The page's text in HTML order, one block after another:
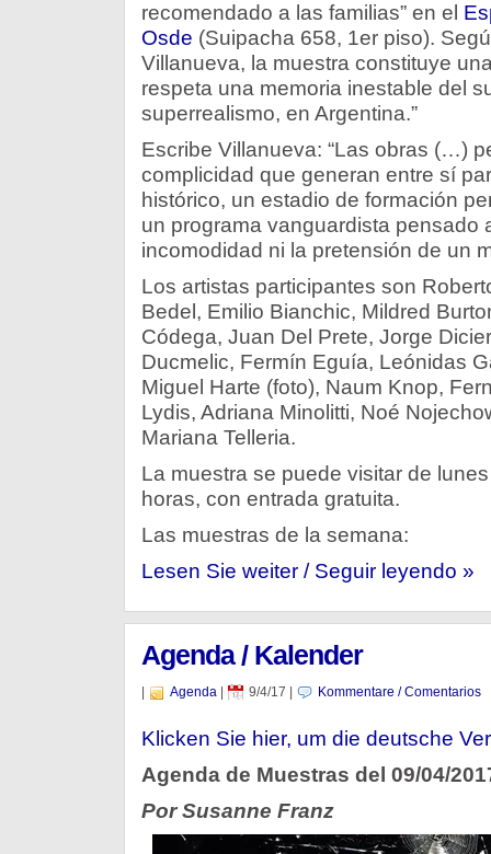
recomendado a las familias” en el
Osde (Suipacha 658, 1er piso).
Villanueva, la muestra constituye
respeta una memoria inestable del
superrealismo, en Argentina.”
Escribe Villanueva: “Las obras (…)
complicidad que generan entre sí
histórico, un estadio de formación
un programa vanguardista pensado
incomodidad ni la pretensión de un
Los artistas participantes son
Bedel, Emilio Bianchic, Mildred
Códega, Juan Del Prete, Jorge
Ducmelic, Fermín Eguía, Leónidas
Miguel Harte (foto), Naum Knop,
Lydis, Adriana Minolitti, Noé
Mariana Telleria.
La muestra se puede visitar de
horas, con entrada gratuita.
Las muestras de la semana:
Lesen Sie weiter / Seguir leyendo »
Agenda / Kalender
Agenda| 9/4/17 Kommentare / Comentarios
Klicken Sie hier, um die deutsche
Agenda de Muestras del 09/04/
Por Susanne Franz